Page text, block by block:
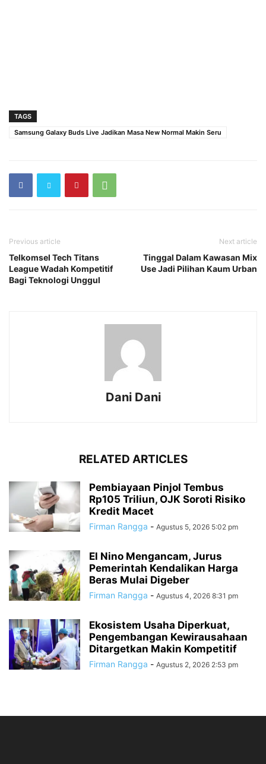
TAGS
Samsung Galaxy Buds Live Jadikan Masa New Normal Makin Seru
Previous article
Telkomsel Tech Titans
League Wadah Kompetitif
Bagi Teknologi Unggul
Next article
Tinggal Dalam Kawasan Mix
Use Jadi Pilihan Kaum Urban
Dani Dani
RELATED ARTICLES
Pembiayaan Pinjol Tembus
Rp105 Triliun, OJK Soroti Risiko
Kredit Macet
Firman Rangga - Agustus 5, 2026 5:02 pm
El Nino Mengancam, Jurus
Pemerintah Kendalikan Harga
Beras Mulai Digeber
Firman Rangga - Agustus 4, 2026 8:31 pm
Ekosistem Usaha Diperkuat,
Pengembangan Kewirausahaan
Ditargetkan Makin Kompetitif
Firman Rangga - Agustus 2, 2026 2:53 pm